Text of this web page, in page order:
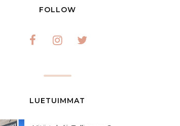
FOLLOW
LUETUIMMAT